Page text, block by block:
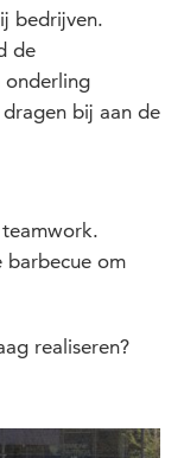
bedrijven.
de
onderling
bij aan de
barbecue om
realiseren?